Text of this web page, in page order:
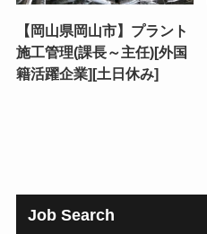
【岡山県岡山市】プラント
施工管理(課長～主任)[外国
籍活躍企業][土日休み]
Job Search